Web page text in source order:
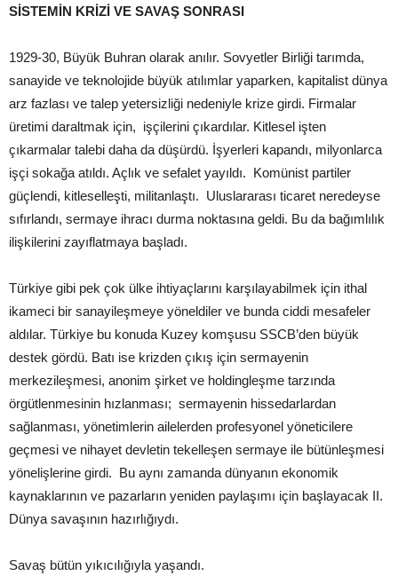
SİSTEMİN KRİZİ VE SAVAŞ SONRASI
1929-30, Büyük Buhran olarak anılır. Sovyetler Birliği tarımda,
sanayide ve teknolojide büyük atılımlar yaparken, kapitalist dünya
arz fazlası ve talep yetersizliği nedeniyle krize girdi. Firmalar
üretimi daraltmak için, işçilerini çıkardılar. Kitlesel işten
çıkarmalar talebi daha da düşürdü. İşyerleri kapandı, milyonlarca
işçi sokağa atıldı. Açlık ve sefalet yayıldı. Komünist partiler
güçlendi, kitleselleşti, militanlaştı. Uluslararası ticaret neredeyse
sıfırlandı, sermaye ihracı durma noktasına geldi. Bu da bağımlılık
ilişkilerini zayıflatmaya başladı.
Türkiye gibi pek çok ülke ihtiyaçlarını karşılayabilmek için ithal
ikameci bir sanayileşmeye yöneldiler ve bunda ciddi mesafeler
aldılar. Türkiye bu konuda Kuzey komşusu SSCB’den büyük
destek gördü. Batı ise krizden çıkış için sermayenin
merkezileşmesi, anonim şirket ve holdingleşme tarzında
örgütlenmesinin hızlanması; sermayenin hissedarlardan
sağlanması, yönetimlerin ailelerden profesyonel yöneticilere
geçmesi ve nihayet devletin tekelleşen sermaye ile bütünleşmesi
yönelişlerine girdi. Bu aynı zamanda dünyanın ekonomik
kaynaklarının ve pazarların yeniden paylaşımı için başlayacak II.
Dünya savaşının hazırlığıydı.
Savaş bütün yıkıcılığıyla yaşandı.